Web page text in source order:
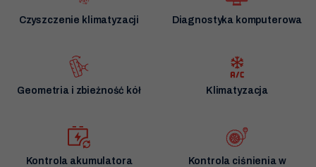
Czyszczenie klimatyzacji Diagnostyka komputerowa
Geometria i zbieżność kół Klimatyzacja
Kontrola akumulatora
Kontrola ciśnienia w